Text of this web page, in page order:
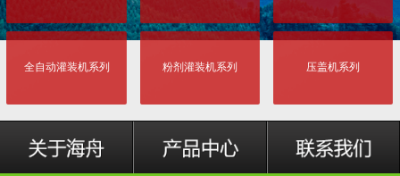
全自动灌装机系列 粉剂灌装机系列 压盖机系列